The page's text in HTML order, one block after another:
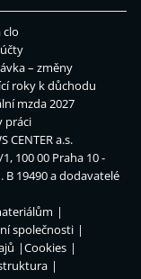
clo
– změny
roky k důchodu
mzda 2027
práci
CENTER a.s.
100 00 Praha 10 -
B 19490 a dodavatelé
společnosti
Cookies